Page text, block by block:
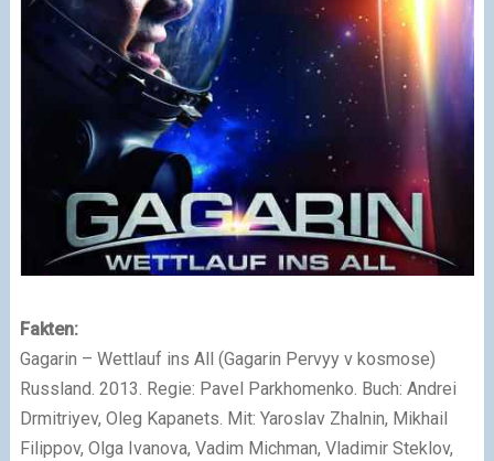
Fakten:
Gagarin – Wettlauf ins All (Gagarin Pervyy v kosmose)
Russland. 2013. Regie: Pavel Parkhomenko. Buch: Andrei
Drmitriyev, Oleg Kapanets. Mit: Yaroslav Zhalnin, Mikhail
Filippov, Olga Ivanova, Vadim Michman, Vladimir Steklov,